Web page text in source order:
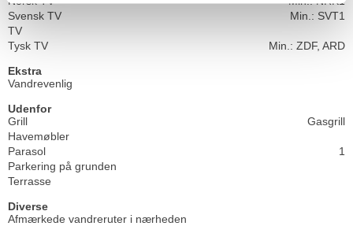
Svensk TV
Min.: SVT1
TV
Tysk TV
Min.: ZDF, ARD
Ekstra
Vandrevenlig
Udenfor
Grill
Gasgrill
Havemøbler
Parasol
1
Parkering på grunden
Terrasse
Diverse
Afmærkede vandreruter i nærheden